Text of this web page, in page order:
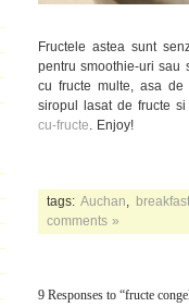
Fructele astea sunt
pentru smoothie-uri sau
cu fructe multe, asa
siropul lasat de fructe
cu-fructe . Enjoy!
tags: Auchan breakfast
comments »
9 Responses to “fructe